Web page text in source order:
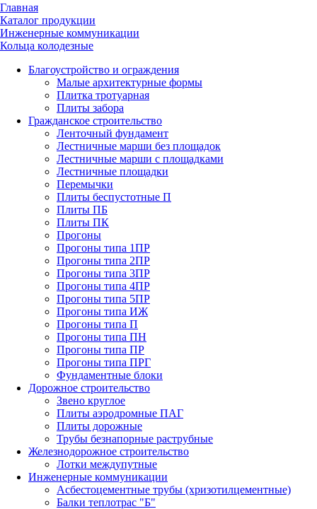
Главная
Каталог продукции
Инженерные коммуникации
Кольца колодезные
Благоустройство и ограждения
Малые архитектурные формы
Плитка тротуарная
Плиты забора
Гражданское строительство
Ленточный фундамент
Лестничные марши без площадок
Лестничные марши с площадками
Лестничные площадки
Перемычки
Плиты беспустотные П
Плиты ПБ
Плиты ПК
Прогоны
Прогоны типа 1ПР
Прогоны типа 2ПР
Прогоны типа 3ПР
Прогоны типа 4ПР
Прогоны типа 5ПР
Прогоны типа ИЖ
Прогоны типа П
Прогоны типа ПН
Прогоны типа ПР
Прогоны типа ПРГ
Фундаментные блоки
Дорожное строительство
Звено круглое
Плиты аэродромные ПАГ
Плиты дорожные
Трубы безнапорные раструбные
Железнодорожное строительство
Лотки междупутные
Инженерные коммуникации
Асбестоцементные трубы (хризотилцементные)
Балки теплотрас "Б"